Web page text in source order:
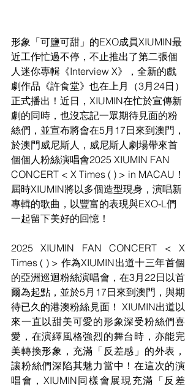
形象「可鹽可甜」的EXO成員XIUMIN最
近工作忙過不停，不止推出了第二張個
人迷你專輯《Interview X》，全新的戲
劇作品《許食堂》也在上月（3月24日）
正式播出！近日，XIUMIN在忙於宣傳新
劇的同時，也沒忘記一眾期待見面的粉
絲們，並宣布將會在5月17日來到澳門，
於澳門威尼斯人，威尼斯人劇場帶來首
個個人粉絲演唱會2025 XIUMIN FAN
CONCERT < X Times ( ) > in MACAU！
屆時XIUMIN將以多個造型現身，演唱新
專輯的歌曲，以豐富的表現與EXO-L們
一起留下美好的回憶！
2025 XIUMIN FAN CONCERT < X
Times ( ) > 作為XIUMIN出道十三年首個
的亞洲巡迴粉絲演唱會，在3月22日以首
爾為起點，並於5月17日來到澳門，與期
待已久的港澳粉絲見面！ XIUMIN出道以
來一直以甜美可愛的形象深受粉絲們喜
愛，在演繹風格強烈的舞台時，亦能完
美轉換形象，充滿「反差感」的外表，
讓粉絲們深陷其魅力當中！在這次的演
唱會，XIUMIN同樣會展現充滿「反差